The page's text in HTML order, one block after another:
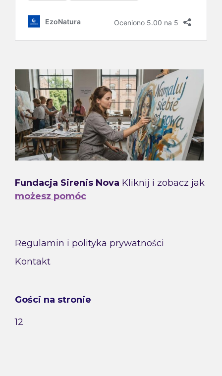
Fundacja Sirenis Nova Kliknij i zobacz jak
możesz pomóc
Regulamin i polityka prywatności
Kontakt
Gości na stronie
12